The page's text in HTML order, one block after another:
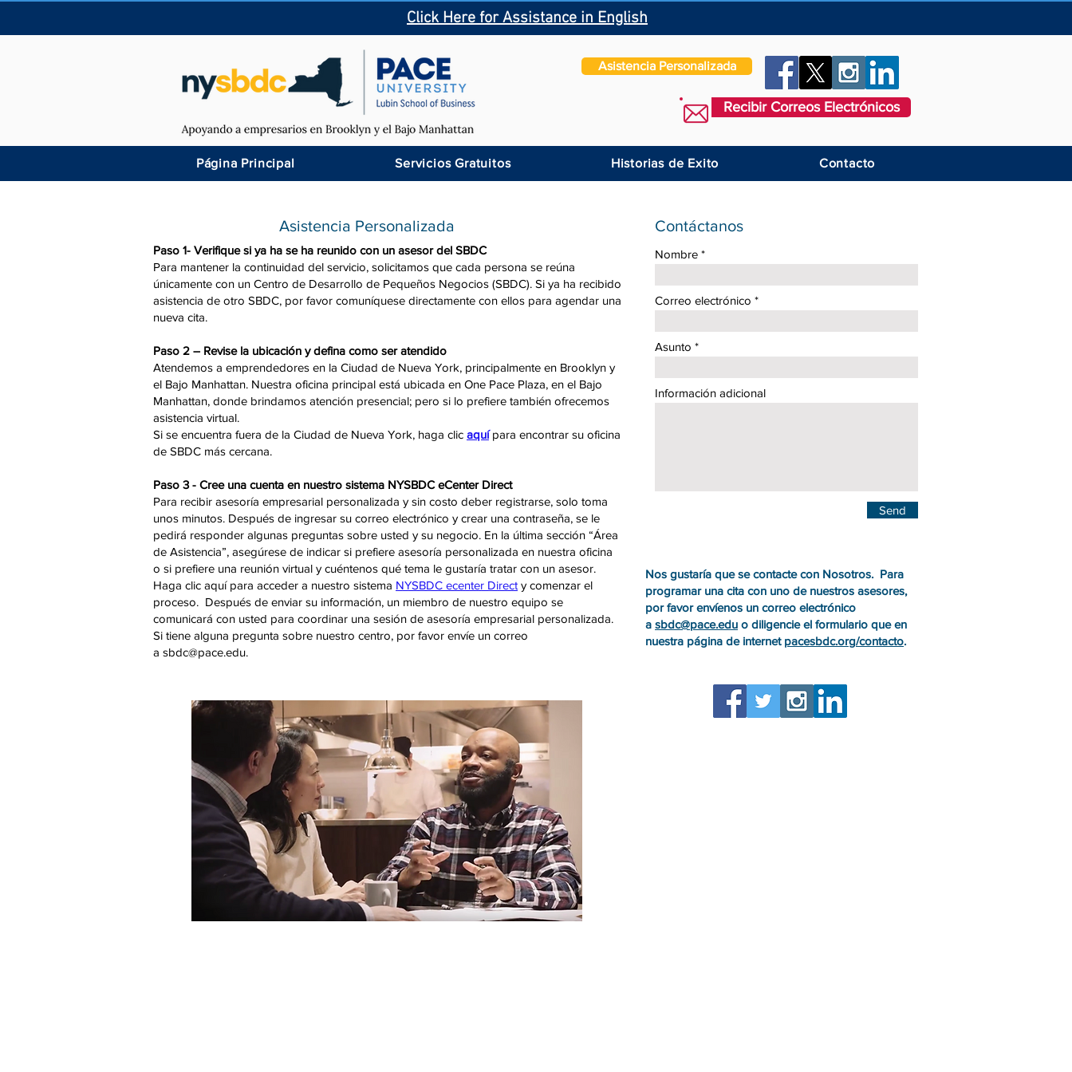
Click Here for Assistance in English
Asistencia Personalizada
Recibir Correos Electrónicos
Página Principal Servicios Gratuitos Historias de Exito Contacto
Asistencia Personalizada
Paso 1- Verifique si ya ha se ha reunido con un asesor del SBDC
Para mantener la continuidad del servicio, solicitamos que cada persona se reúna
únicamente con un Centro de Desarrollo de Pequeños Negocios (SBDC). Si ya ha recibido
asistencia de otro SBDC, por favor comuníquese directamente con ellos para agendar una
nueva cita.
Paso 2 – Revise la ubicación y defina como ser atendido
Atendemos a emprendedores en la Ciudad de Nueva York, principalmente en Brooklyn y
el Bajo Manhattan. Nuestra oficina principal está ubicada en One Pace Plaza, en el Bajo
Manhattan, donde brindamos atención presencial; pero si lo prefiere también ofrecemos
asistencia virtual.
Si se encuentra fuera de la Ciudad de Nueva York, haga clic aquí para encontrar su oficina
de SBDC más cercana.
Paso 3 - Cree una cuenta en nuestro sistema NYSBDC eCenter Direct
Para recibir asesoría empresarial personalizada y sin costo deber registrarse, solo toma
unos minutos. Después de ingresar su correo electrónico y crear una contraseña, se le
pedirá responder algunas preguntas sobre usted y su negocio. En la última sección “Área
de Asistencia”, asegúrese de indicar si prefiere asesoría personalizada en nuestra oficina
o si prefiere una reunión virtual y cuéntenos qué tema le gustaría tratar con un asesor.
Haga clic aquípara acceder a nuestro sistema NYSBDC ecenter Direct y comenzar el
proceso. Después de enviar su información, un miembro de nuestro equipo se
comunicará con usted para coordinar una sesión de asesoría empresarial personalizada.
Si tiene alguna pregunta sobre nuestro centro, por favor envíe un correo
a sbdc@pace.edu.
Contáctanos
Nombre
Correo electrónico
Asunto
Información adicional
Send
Nos gustaría que se contacte con Nosotros. Para
programar una cita con uno de nuestros asesores,
por favor envíenos un correo electrónico
a sbdc@pace.edu o diligencie el formulario que en
nuestra página de internet pacesbdc.org/contacto.